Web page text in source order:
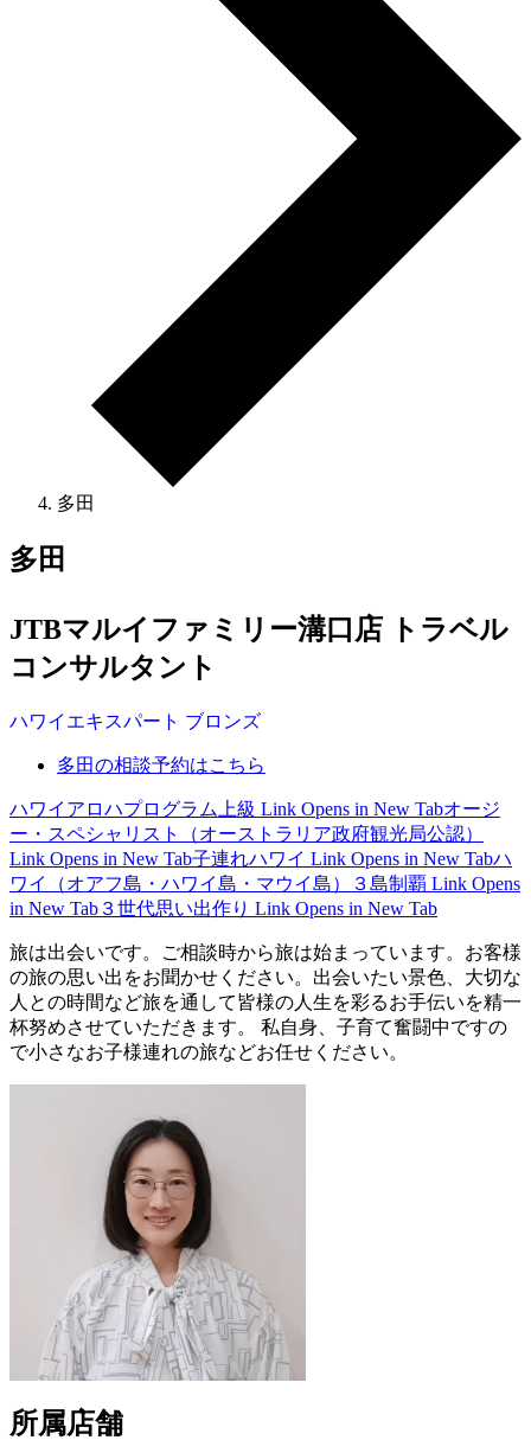
多田
多田
JTBマルイファミリー溝口店 トラベル
コンサルタント
ハワイ エキスパート ブロンズ
多田の相談予約はこちら
ハワイアロハプログラム上級 Link Opens in New Tabオージ
ー・スペシャリスト（オーストラリア政府観光局公認）
Link Opens in New Tab子連れハワイ Link Opens in New Tabハ
ワイ（オアフ島・ハワイ島・マウイ島）３島制覇 Link Opens
in New Tab ３世代思い出作り Link Opens in New Tab
旅は出会いです。ご相談時から旅は始まっています。お客様
の旅の思い出をお聞かせください。出会いたい景色、大切な
人との時間など旅を通して皆様の人生を彩るお手伝いを精一
杯努めさせていただきます。 私自身、子育て奮闘中ですの
で小さなお子様連れの旅などお任せください。
所属店舗